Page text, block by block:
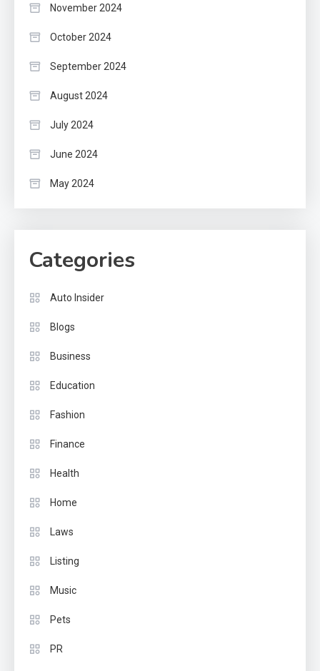
November 2024
October 2024
September 2024
August 2024
July 2024
June 2024
May 2024
Categories
Auto Insider
Blogs
Business
Education
Fashion
Finance
Health
Home
Laws
Listing
Music
Pets
PR